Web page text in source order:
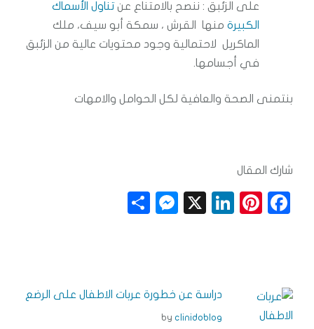
على الزئبق : ننصح بالامتناع عن تناول الأسماك
الكبيرة منها القرش ، سمكة أبو سيف، ملك
الماكريل لاحتمالية وجود محتويات عالية من الزئبق
في أجسامها.
بنتمنى الصحة والعافية لكل الحوامل والامهات
شارك المقال
F
b
o
Pi
Li
dI
n
X
M
n
e
دراسة عن خطورة عربات الاطفال على الرضع
byclinidoblog